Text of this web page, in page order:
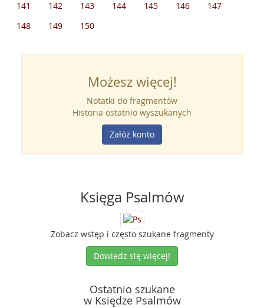
141
142 143 144 145 146
147
148
149 150
Możesz więcej!
Notatki do fragmentów
Historia ostatnio wyszukanych
Załóż konto
Księga Psalmów
Zobacz wstęp i często szukane fragmenty
Dowiedz się więcej!
Ostatnio szukane
w Księdze Psalmów